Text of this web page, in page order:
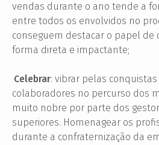
vendas durante o ano tende a
entre todos os envolvidos no
conseguem destacar o papel de
forma direta e impactante;
Celebrar: vibrar pelas
colaboradores no percurso dos
muito nobre por parte dos
superiores. Homenagear os
durante a confraternização da